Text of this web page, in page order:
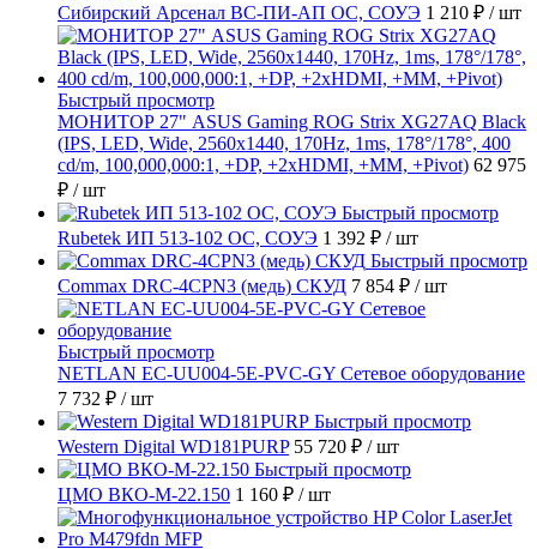
Сибирский Арсенал ВС-ПИ-АП ОС, СОУЭ 1 210 ₽ / шт
Быстрый просмотр
МОНИТОР 27" ASUS Gaming ROG Strix XG27AQ Black
(IPS, LED, Wide, 2560x1440, 170Hz, 1ms, 178°/178°, 400
cd/m, 100,000,000:1, +DP, +2хHDMI, +MM, +Pivot) 62 975
₽ / шт
Быстрый просмотр
Rubetek ИП 513-102 ОС, СОУЭ 1 392 ₽ / шт
Быстрый просмотр
Commax DRC-4CPN3 (медь) СКУД 7 854 ₽ / шт
Быстрый просмотр
NETLAN EC-UU004-5E-PVC-GY Сетевое оборудование
7 732 ₽ / шт
Быстрый просмотр
Western Digital WD181PURP 55 720 ₽ / шт
Быстрый просмотр
ЦМО ВКО-М-22.150 1 160 ₽ / шт